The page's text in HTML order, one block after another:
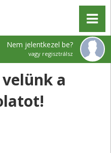
Nem jelentkezel be?
vagy regisztrálsz
a